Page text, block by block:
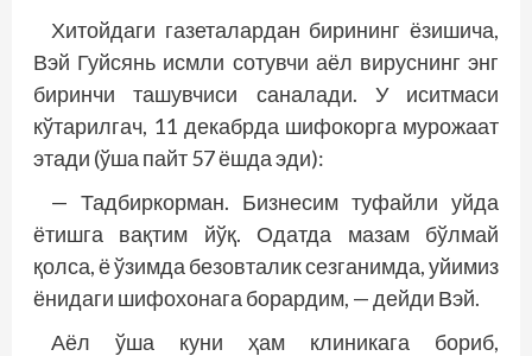
Хитойдаги газеталардан бирининг ёзишича,
Вэй Гуйсянь исмли сотувчи аёл вируснинг энг
биринчи ташувчиси саналади. У иситмаси
кўтарилгач, 11 декабрда шифокорга мурожаат
этади (ўша пайт 57 ёшда эди):
— Тадбиркорман. Бизнесим туфайли уйда
ётишга вақтим йўқ. Одатда мазам бўлмай
қолса, ё ўзимда безовталик сезганимда, уйи­миз
ёнидаги шифохонага борардим, — дейди Вэй.
Аёл ўша куни ҳам клиникага бориб,